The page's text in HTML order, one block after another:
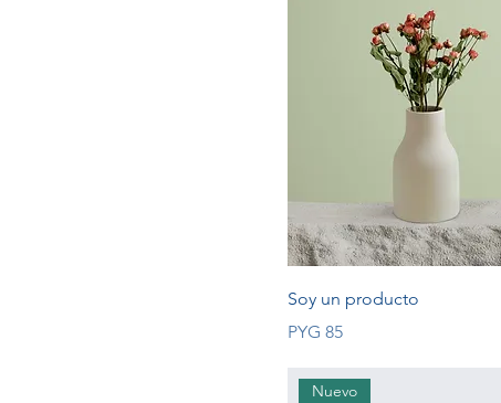
Soy un producto
Price
PYG 85
Nuevo